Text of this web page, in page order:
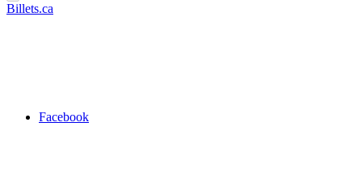
Billets.ca
Facebook